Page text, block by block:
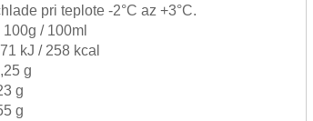
pri teplote -2°C az +3°C.
100g / 100ml
kJ / 258 kcal
g
g
g